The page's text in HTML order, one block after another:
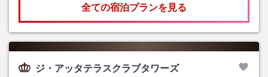
全ての宿泊プランを見る
ジ・アッタテラスクラブタワーズ